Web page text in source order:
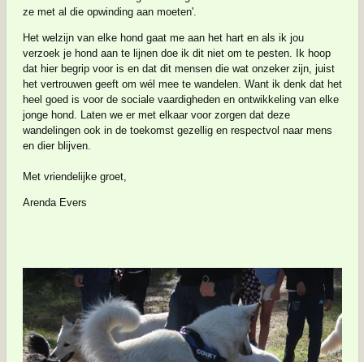
ze met al die opwinding aan moeten'.
Het welzijn van elke hond gaat me aan het hart en als ik jou
verzoek je hond aan te lijnen doe ik dit niet om te pesten. Ik hoop
dat hier begrip voor is en dat dit mensen die wat onzeker zijn, juist
het vertrouwen geeft om wél mee te wandelen. Want ik denk dat het
heel goed is voor de sociale vaardigheden en ontwikkeling van elke
jonge hond. Laten we er met elkaar voor zorgen dat deze
wandelingen ook in de toekomst gezellig en respectvol naar mens
en dier blijven.
Met vriendelijke groet,
Arenda Evers